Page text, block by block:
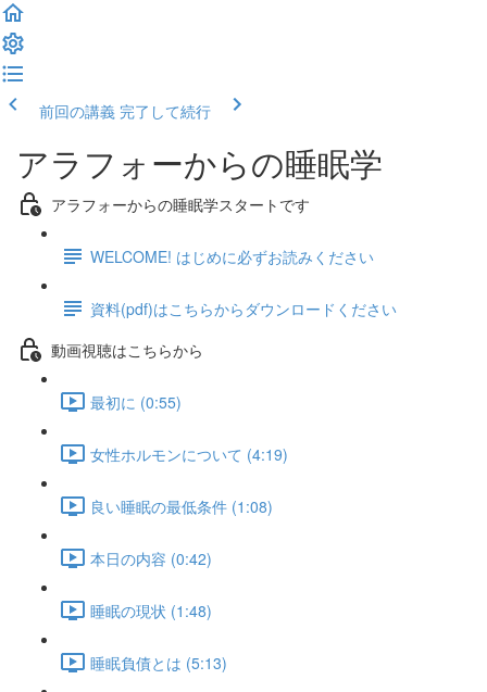
前回の講義 完了して続行
アラフォーからの睡眠学
アラフォーからの睡眠学スタートです
WELCOME! はじめに必ずお読みください
資料(pdf)はこちらからダウンロードください
動画視聴はこちらから
最初に (0:55)
女性ホルモンについて (4:19)
良い睡眠の最低条件 (1:08)
本日の内容 (0:42)
睡眠の現状 (1:48)
睡眠負債とは (5:13)